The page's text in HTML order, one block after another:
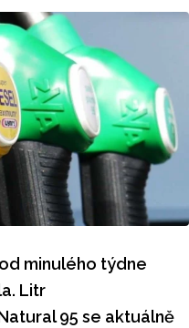
minulého týdne
Litr
95 se aktuálně